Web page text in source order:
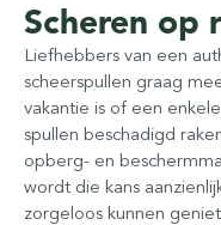
Scheren op
Liefhebbers van een
scheerspullen graag
vakantie is of een
spullen beschadigd
opberg- en
wordt die kans
zorgeloos kunnen